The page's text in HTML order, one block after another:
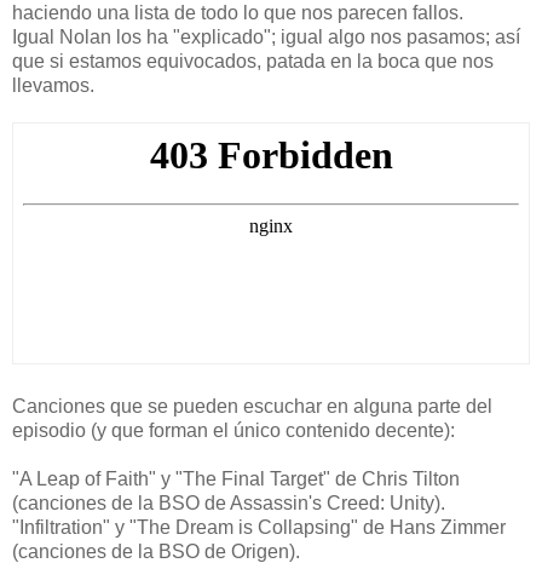
haciendo una lista de todo lo que nos parecen fallos.
Igual Nolan los ha "explicado"; igual algo nos pasamos; así
que si estamos equivocados, patada en la boca que nos
llevamos.
Canciones que se pueden escuchar en alguna parte del
episodio (y que forman el único contenido decente):
"A Leap of Faith" y "The Final Target" de Chris Tilton
(canciones de la BSO de Assassin's Creed: Unity).
"Infiltration" y "The Dream is Collapsing" de Hans Zimmer
(canciones de la BSO de Origen).